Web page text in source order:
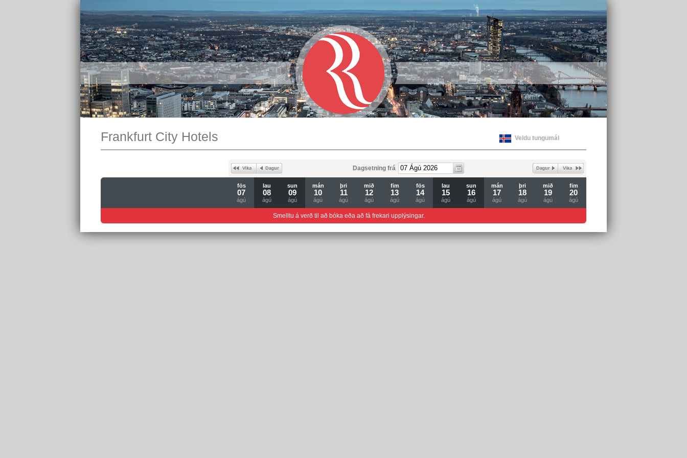
Veldu tungumál
Frankfurt City Hotels
Dagsetning frá
fös
07
ágú
lau
08
ágú
sun
09
ágú
mán
10
ágú
þri
11
ágú
mið
12
ágú
fim
13
ágú
fös
14
ágú
lau
15
ágú
sun
16
ágú
mán
17
ágú
þri
18
ágú
mið
19
ágú
fim
20
ágú
Smelltu á verð til að bóka eða að fá frekari upplýsingar.